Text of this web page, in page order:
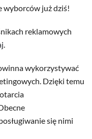
wyborców już dziś!
reklamowych
.
wykorzystywać
Dzięki temu
się nimi